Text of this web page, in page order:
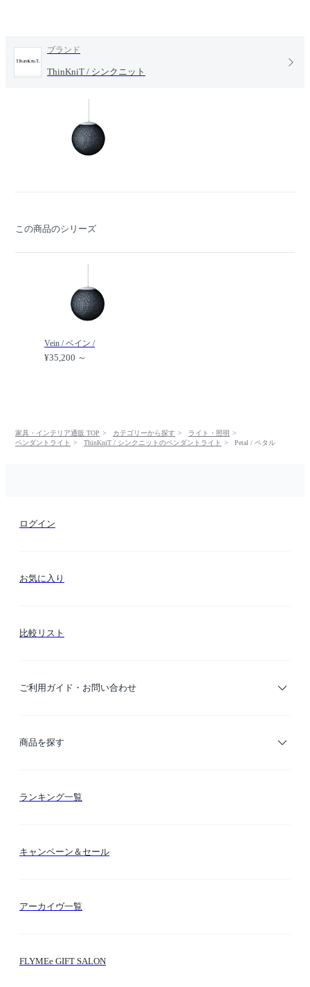
ブランド
ThinKniT / シンクニット
この商品のシリーズ
Vein / ベイン /
¥35,200 ～
家具・インテリア通販 TOP カテゴリーから探す
ライト・照明
ペンダントライト
ThinKniT / シンクニットのペンダントライト Petal / ペタル
ログイン
お気に入り
比較リスト
ご利用ガイド・お問い合わせ
ご利用ガイド
商品を探す
カテゴリー検索
ランキング一覧
キャンペーン＆セール
アーカイヴ一覧
FLYMEe GIFT SALON